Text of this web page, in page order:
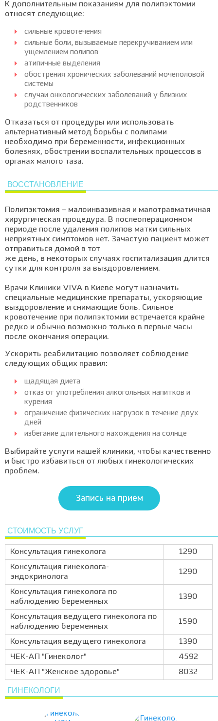
К дополнительным показаниям для полипэктомии
относят следующие:
сильные кровотечения
сильные боли, вызываемые перекручиванием или
ущемлением полипов
атипичные выделения
обострения хронических заболеваний мочеполовой
системы
случаи онкологических заболеваний у близких
родственников
Отказаться от процедуры или использовать
альтернативный метод борьбы с полипами
необходимо при беременности, инфекционных
болезнях, обострении воспалительных процессов в
органах малого таза.
ВОССТАНОВЛЕНИЕ
Полипэктомия – малоинвазивная и малотравматичная
хирургическая процедура. В послеоперационном
периоде после удаления полипов матки сильных
неприятных симптомов нет. Зачастую пациент может
отправиться домой в тот
же день, в некоторых случаях госпитализация длится
сутки для контроля за выздоровлением.
Врачи Клиники VIVA в Киеве могут назначить
специальные медицинские препараты, ускоряющие
выздоровление и снимающие боль. Сильное
кровотечение при полипэктомии встречается крайне
редко и обычно возможно только в первые часы
после окончания операции.
Ускорить реабилитацию позволяет соблюдение
следующих общих правил:
щадящая диета
отказ от употребления алкогольных напитков и
курения
ограничение физических нагрузок в течение двух
дней
избегание длительного нахождения на солнце
Выбирайте услуги нашей клиники, чтобы качественно
и быстро избавиться от любых гинекологических
проблем.
Запись на прием
СТОИМОСТЬ УСЛУГ
Консультация гинеколога
1290
Консультация гинеколога-
эндокринолога
1290
Консультация гинеколога по
наблюдению беременных
1390
Консультация ведущего гинеколога по
наблюдению беременных
1590
Консультация ведущего гинеколога
1390
ЧЕК-АП "Гинеколог"
4592
ЧЕК-АП "Женское здоровье"
8032
ГИНЕКОЛОГИ